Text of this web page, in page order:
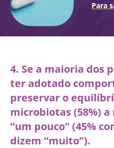
Para
4. Se a maioria dos
ter adotado
preservar o
microbiotas (58%)
“um pouco” (45%
dizem “muito”).